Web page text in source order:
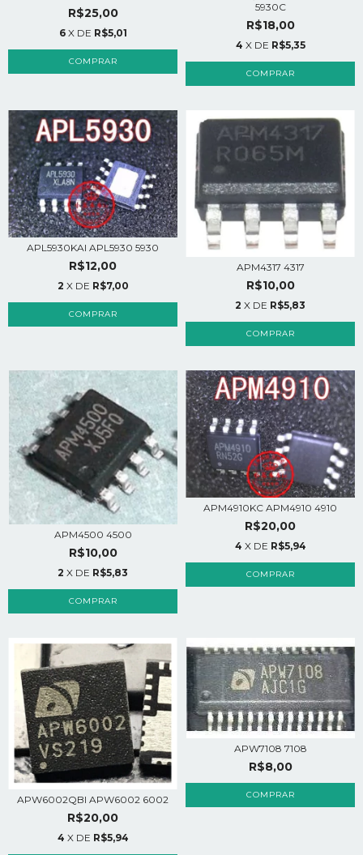
R$25,00
6 X DE R$5,01
5930C
R$18,00
4 X DE R$5,35
APL5930KAI APL5930 5930
R$12,00
2 X DE R$7,00
APM4317 4317
R$10,00
2 X DE R$5,83
APM4500 4500
R$10,00
2 X DE R$5,83
APM4910KC APM4910 4910
R$20,00
4 X DE R$5,94
APW6002QBI APW6002 6002
R$20,00
4 X DE R$5,94
APW7108 7108
R$8,00